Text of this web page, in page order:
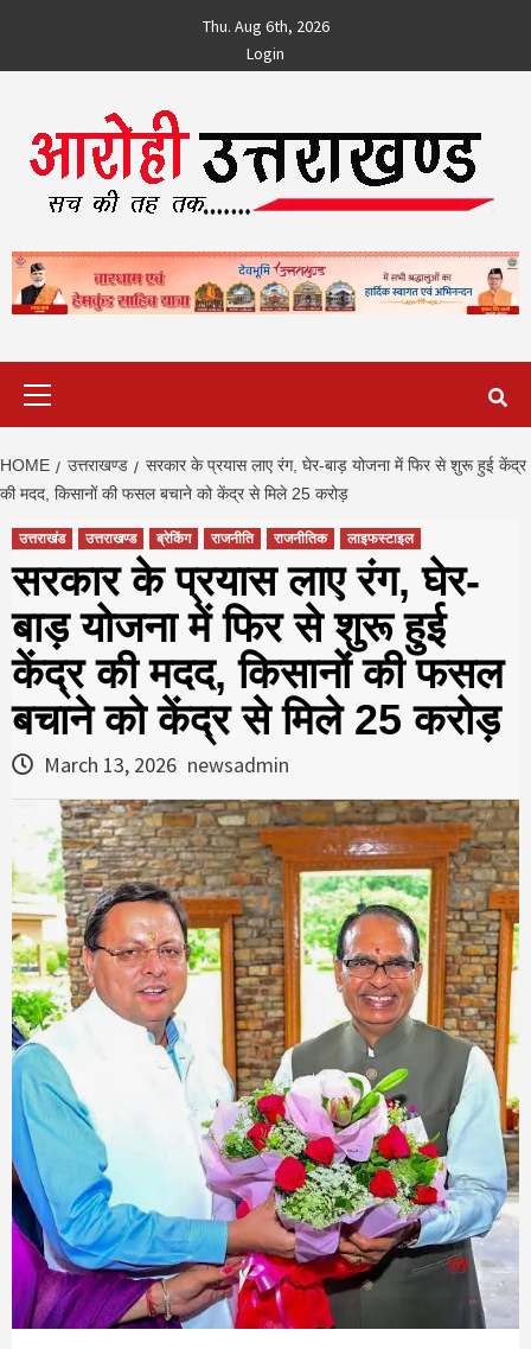
content
Thu. Aug 6th, 2026
Login
HOME उत्तराखण्ड
सरकार के प्रयास लाए रंग, घेर-बाड़ योजना में फिर से शुरू हुई केंद्र
की मदद, किसानों की फसल बचाने को केंद्र से मिले 25 करोड़
उत्तराखंड उत्तराखण्ड ब्रेकिंग राजनीति राजनीतिक लाइफस्टाइल
सरकार के प्रयास लाए रंग, घेर-
बाड़ योजना में फिर से शुरू हुई
केंद्र की मदद, किसानों की फसल
बचाने को केंद्र से मिले 25 करोड़
March 13, 2026 newsadmin